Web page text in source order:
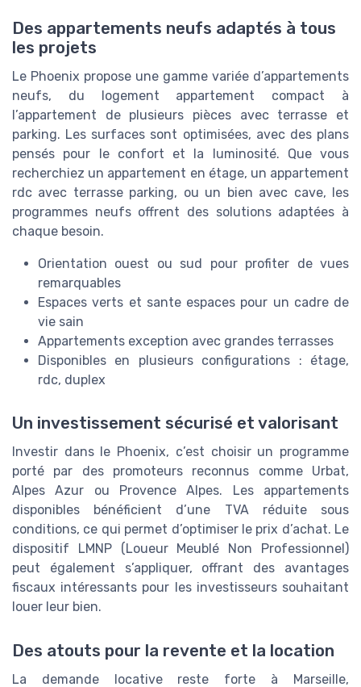
Des appartements neufs adaptés à tous
les projets
Le Phoenix propose une gamme variée d’appartements
neufs, du logement appartement compact à
l’appartement de plusieurs pièces avec terrasse et
parking. Les surfaces sont optimisées, avec des plans
pensés pour le confort et la luminosité. Que vous
recherchiez un appartement en étage, un appartement
rdc avec terrasse parking, ou un bien avec cave, les
programmes neufs offrent des solutions adaptées à
chaque besoin.
Orientation ouest ou sud pour profiter de vues
remarquables
Espaces verts et sante espaces pour un cadre de
vie sain
Appartements exception avec grandes terrasses
Disponibles en plusieurs configurations : étage,
rdc, duplex
Un investissement sécurisé et valorisant
Investir dans le Phoenix, c’est choisir un programme
porté par des promoteurs reconnus comme Urbat,
Alpes Azur ou Provence Alpes. Les appartements
disponibles bénéficient d’une TVA réduite sous
conditions, ce qui permet d’optimiser le prix d’achat. Le
dispositif LMNP (Loueur Meublé Non Professionnel)
peut également s’appliquer, offrant des avantages
fiscaux intéressants pour les investisseurs souhaitant
louer leur bien.
Des atouts pour la revente et la location
La demande locative reste forte à Marseille,